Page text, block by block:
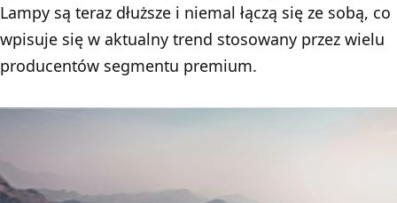
Lampy są teraz dłuższe i niemal łączą się ze sobą, co
wpisuje się w aktualny trend stosowany przez wielu
producentów segmentu premium.